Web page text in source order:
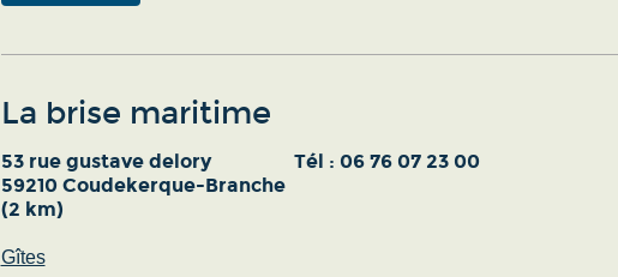
La brise maritime
53 rue gustave delory
59210 Coudekerque-Branche
(2 km)
Tél : 06 76 07 23 00
Gîtes